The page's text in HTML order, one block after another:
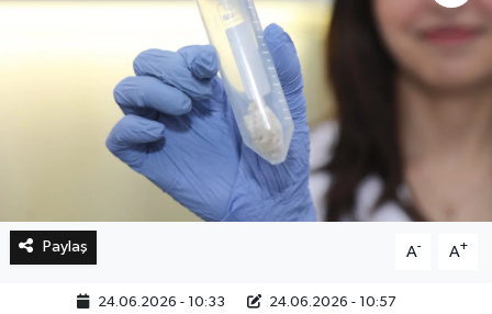
Paylaş A- A+
24.06.2026 - 10:33 24.06.2026 - 10:57